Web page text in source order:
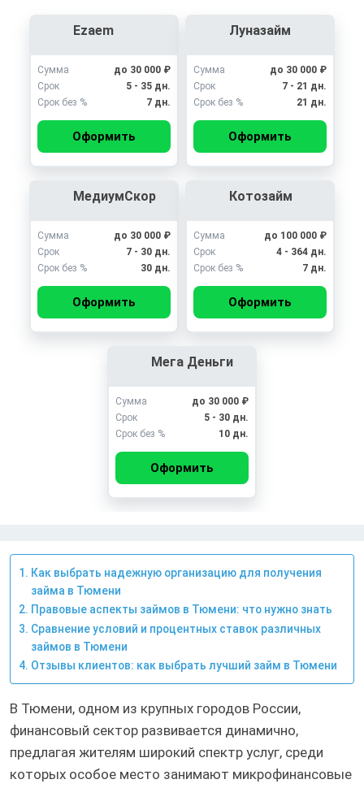
Ezaem
Сумма
до 30 000 ₽
Срок
5 - 35 дн.
Срок без %
7 дн.
Оформить
Луназайм
Сумма
до 30 000 ₽
Срок
7 - 21 дн.
Срок без %
21 дн.
Оформить
МедиумСкор
Сумма
до 30 000 ₽
Срок
7 - 30 дн.
Срок без %
30 дн.
Оформить
Котозайм
Сумма
до 100 000 ₽
Срок
4 - 364 дн.
Срок без %
7 дн.
Оформить
Мега Деньги
Сумма
до 30 000 ₽
Срок
5 - 30 дн.
Срок без %
10 дн.
Оформить
Как выбрать надежную организацию для получения
займа в Тюмени
Правовые аспекты займов в Тюмени: что нужно знать
Сравнение условий и процентных ставок различных
займов в Тюмени
Отзывы клиентов: как выбрать лучший займ в Тюмени
В Тюмени, одном из крупных городов России,
финансовый сектор развивается динамично,
предлагая жителям широкий спектр услуг, среди
которых особое место занимают микрофинансовые